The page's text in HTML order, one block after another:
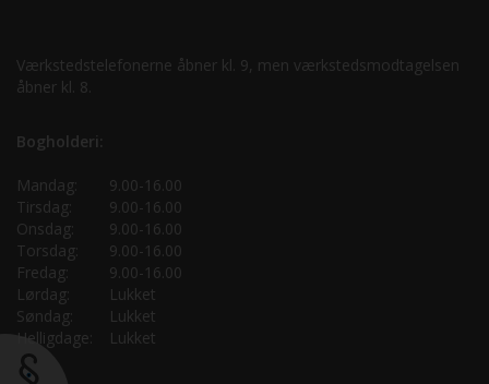
Værkstedstelefonerne åbner kl. 9, men værkstedsmodtagelsen
åbner kl. 8.
Bogholderi:
Mandag:
9.00-16.00
Tirsdag:
9.00-16.00
Onsdag:
9.00-16.00
Torsdag:
9.00-16.00
Fredag:
9.00-16.00
Lørdag:
Lukket
Søndag:
Lukket
Helligdage:
Lukket